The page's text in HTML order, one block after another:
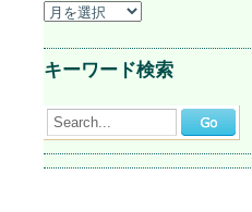
キーワード検索
Search...